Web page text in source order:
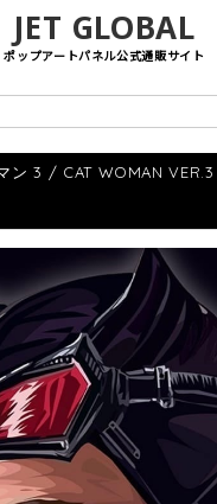
JET GLOBAL
ポップアートパネル公式通販サイト
ン 3 / CAT WOMAN